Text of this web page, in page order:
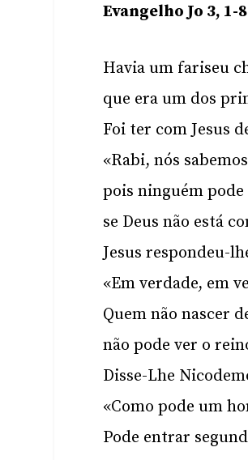
Evangelho Jo 3, 1-8
Havia um fariseu
que era um dos
Foi ter com Jesus
«Rabi, nós
pois ninguém
se Deus não está
Jesus respondeu-
«Em verdade, em
Quem não nascer
não pode ver o
Disse-Lhe
«Como pode um
Pode entrar